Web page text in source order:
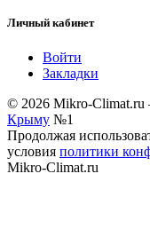
Личный кабинет
Войти
Закладки
© 2026 Mikro-Climat.ru
Крыму №1
Продолжая
условия политики
Mikro-Climat.ru